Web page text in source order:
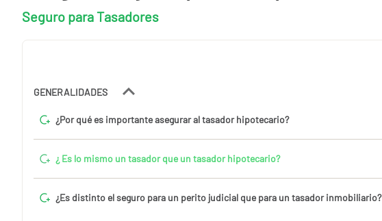
Seguro para Tasadores
GENERALIDADES
¿Por qué es importante asegurar al tasador hipotecario?
¿ Es lo mismo un tasador que un tasador hipotecario?
¿Es distinto el seguro para un perito judicial que para un tasador inmobiliario?